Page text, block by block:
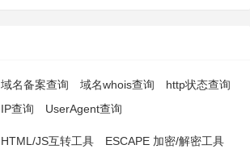
域名备案查询 域名whois查询
http状态查询
IP查询
UserAgent查询
HTML/JS互转工具
ESCAPE 加密/解密工具